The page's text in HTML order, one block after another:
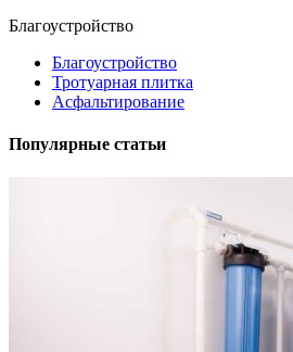
Благоустройство
Благоустройство
Тротуарная плитка
Асфальтирование
Популярные статьи